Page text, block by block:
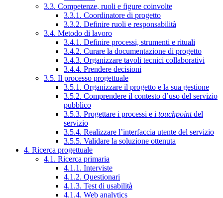
3.3. Competenze, ruoli e figure coinvolte
3.3.1. Coordinatore di progetto
3.3.2. Definire ruoli e responsabilità
3.4. Metodo di lavoro
3.4.1. Definire processi, strumenti e rituali
3.4.2. Curare la documentazione di progetto
3.4.3. Organizzare tavoli tecnici collaborativi
3.4.4. Prendere decisioni
3.5. Il processo progettuale
3.5.1. Organizzare il progetto e la sua gestione
3.5.2. Comprendere il contesto d’uso del servizio
pubblico
3.5.3. Progettare i processi e i touchpointdel
servizio
3.5.4. Realizzare l’interfaccia utente del servizio
3.5.5. Validare la soluzione ottenuta
4. Ricerca progettuale
4.1. Ricerca primaria
4.1.1. Interviste
4.1.2. Questionari
4.1.3. Test di usabilità
4.1.4. Web analytics